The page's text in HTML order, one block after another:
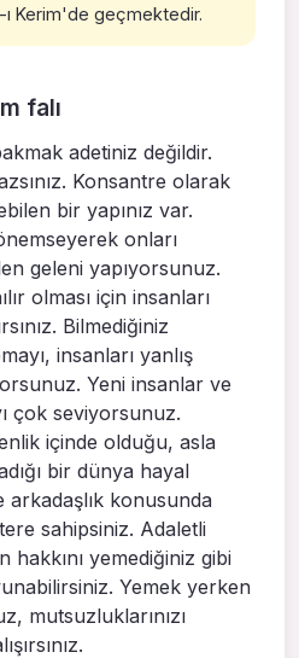
Kerim'de geçmektedir.
falı
adetiniz değildir.
Konsantre olarak
bir yapınız var.
onları
geleni yapıyorsunuz.
olması için insanları
Bilmediğiniz
insanları yanlış
Yeni insanlar ve
çok seviyorsunuz.
içinde olduğu, asla
bir dünya hayal
konusunda
sahipsiniz. Adaletli
hakkını yemediğiniz gibi
Yemek yerken
mutsuzluklarınızı